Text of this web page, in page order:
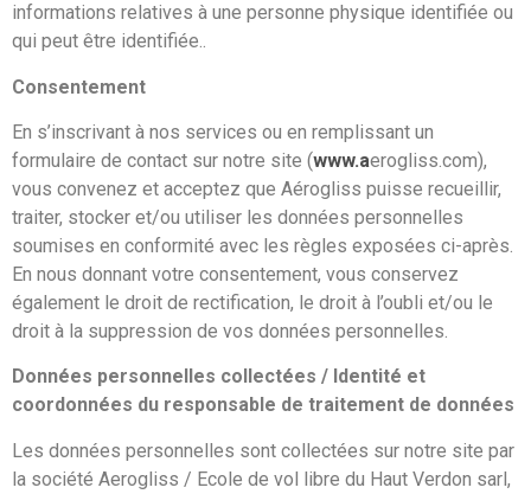
informations relatives à une personne physique identifiée ou
qui peut être identifiée..
Consentement
En s’inscrivant à nos services ou en remplissant un
formulaire de contact sur notre site (www.aerogliss.com),
vous convenez et acceptez que Aérogliss puisse recueillir,
traiter, stocker et/ou utiliser les données personnelles
soumises en conformité avec les règles exposées ci-après.
En nous donnant votre consentement, vous conservez
également le droit de rectification, le droit à l’oubli et/ou le
droit à la suppression de vos données personnelles.
Données personnelles collectées / Identité et
coordonnées du responsable de traitement de données
Les données personnelles sont collectées sur notre site par
la société Aerogliss / Ecole de vol libre du Haut Verdon sarl,